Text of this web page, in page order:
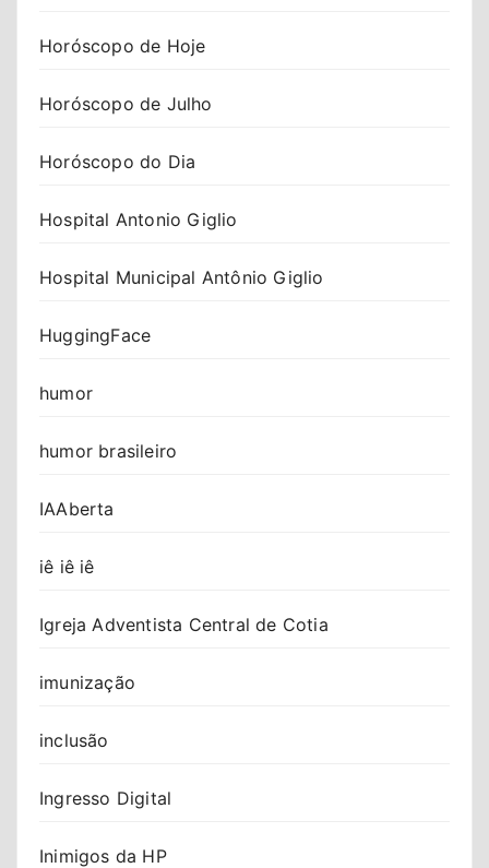
Horóscopo de Hoje
Horóscopo de Julho
Horóscopo do Dia
Hospital Antonio Giglio
Hospital Municipal Antônio Giglio
HuggingFace
humor
humor brasileiro
IAAberta
iê iê iê
Igreja Adventista Central de Cotia
imunização
inclusão
Ingresso Digital
Inimigos da HP